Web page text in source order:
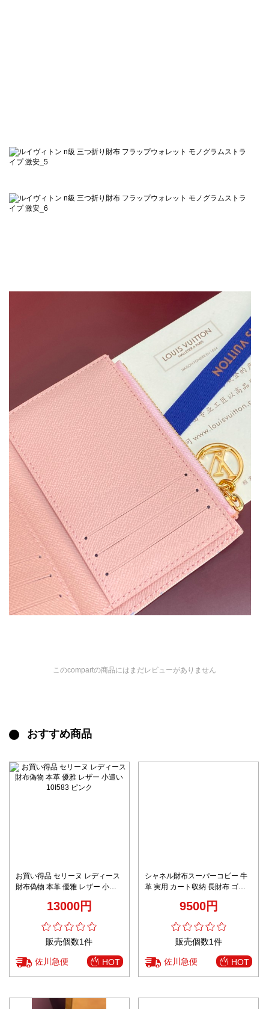
このcompartの商品にはまだレビューがありません
おすすめ商品
お買い得品 セリーヌ レディース
財布偽物 本革 優雅 レザー 小遣
13000円
販売個数1件
佐川急便 HOT
シャネル財布スーパーコピー 牛
革 実用 カート収納 長財布 ゴー
9500円
販売個数1件
佐川急便 HOT